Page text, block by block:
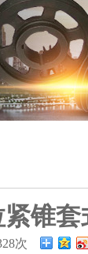
锥
次